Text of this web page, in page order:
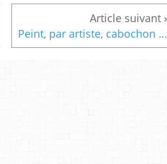
Peint, par artiste, cabochon verre, oval, 18x25mm, sur broche metal bronze, vieilli, gothique, baroque, retro, bohème, victorien, punk, bords, picots, fermoir,epingle, serie rose, bik046, lacik, bijou femme